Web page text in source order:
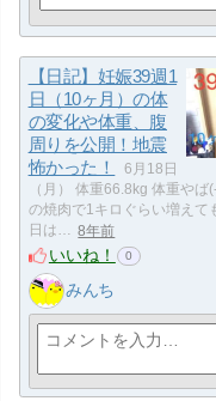
【日記】妊娠39週1
日（10ヶ月）の体
の変化や体重、腹
周りを公開！地震
怖かった！
6月18日
（月） 体重66.8kg 体重やば
の焼肉で1キロぐらい増えて
日は… 8年前
いいね！ 0
みんち